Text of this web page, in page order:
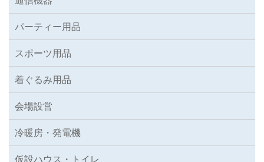
パーティー用品
スポーツ用品
着ぐるみ用品
会場設営
冷暖房・発電機
仮設ハウス・トイレ